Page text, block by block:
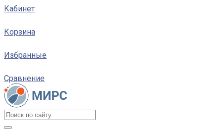
Кабинет
Корзина
Избранные
Сравнение